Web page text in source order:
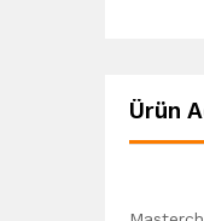
Ürün